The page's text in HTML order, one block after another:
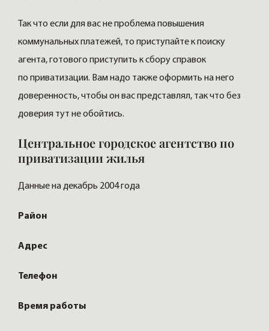
Так что если для вас не проблема повышения
коммунальных платежей, то приступайте к поиску
агента, готового приступить к сбору справок
по приватизации. Вам надо также оформить на него
доверенность, чтобы он вас представлял, так что без
доверия тут не обойтись.
Центральное городское агентство по
приватизации жилья
Данные на декабрь 2004 года
Район
Адрес
Телефон
Время работы